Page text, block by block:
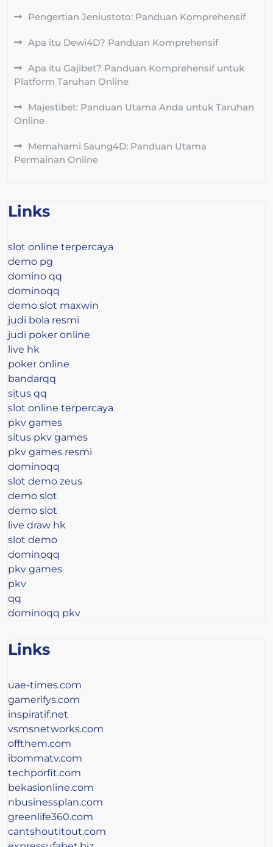
Pengertian Jeniustoto: Panduan Komprehensif
Apa itu Dewi4D? Panduan Komprehensif
Apa itu Gajibet? Panduan Komprehensif untuk
Platform Taruhan Online
Majestibet: Panduan Utama Anda untuk Taruhan
Online
Memahami Saung4D: Panduan Utama
Permainan Online
Links
slot online terpercaya
demo pg
domino qq
dominoqq
demo slot maxwin
judi bola resmi
judi poker online
live hk
poker online
bandarqq
situs qq
slot online terpercaya
pkv games
situs pkv games
pkv games resmi
dominoqq
slot demo zeus
demo slot
demo slot
live draw hk
slot demo
dominoqq
pkv games
pkv
qq
dominoqq pkv
Links
uae-times.com
gamerifys.com
inspiratif.net
vsmsnetworks.com
offthem.com
ibommatv.com
techporfit.com
bekasionline.com
nbusinessplan.com
greenlife360.com
cantshoutitout.com